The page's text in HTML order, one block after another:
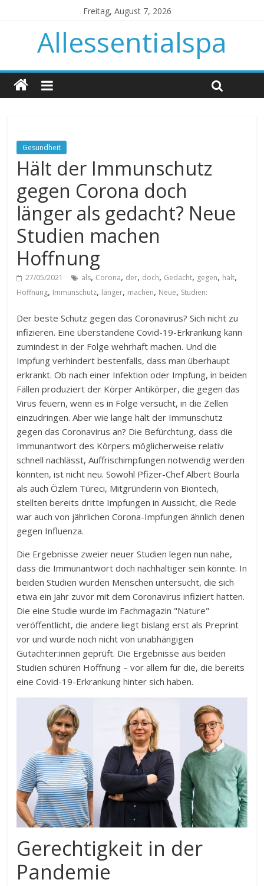
Freitag, August 7, 2026
Allessentialspa
Gesundheit
Hält der Immunschutz
gegen Corona doch
länger als gedacht? Neue
Studien machen
Hoffnung
27/05/2021 als, Corona, der, doch, Gedacht, gegen, hält,
Hoffnung, Immunschutz, länger, machen, Neue, Studien:
Der beste Schutz gegen das Coronavirus? Sich nicht zu
infizieren. Eine überstandene Covid-19-Erkrankung kann
zumindest in der Folge wehrhaft machen. Und die
Impfung verhindert bestenfalls, dass man überhaupt
erkrankt. Ob nach einer Infektion oder Impfung, in beiden
Fällen produziert der Körper Antikörper, die gegen das
Virus feuern, wenn es in Folge versucht, in die Zellen
einzudringen. Aber wie lange hält der Immunschutz
gegen das Coronavirus an? Die Befürchtung, dass die
Immunantwort des Körpers möglicherweise relativ
schnell nachlässt, Auffrischimpfungen notwendig werden
könnten, ist nicht neu. Sowohl Pfizer-Chef Albert Bourla
als auch Özlem Türeci, Mitgründerin von Biontech,
stellten bereits dritte Impfungen in Aussicht, die Rede
war auch von jährlichen Corona-Impfungen ähnlich denen
gegen Influenza.
Die Ergebnisse zweier neuer Studien legen nun nahe,
dass die Immunantwort doch nachhaltiger sein könnte. In
beiden Studien wurden Menschen untersucht, die sich
etwa ein Jahr zuvor mit dem Coronavirus infiziert hatten.
Die eine Studie wurde im Fachmagazin "Nature"
veröffentlicht, die andere liegt bislang erst als Preprint
vor und wurde noch nicht von unabhängigen
Gutachter:innen geprüft. Die Ergebnisse aus beiden
Studien schüren Hoffnung – vor allem für die, die bereits
eine Covid-19-Erkrankung hinter sich haben.
Gerechtigkeit in der
Pandemie